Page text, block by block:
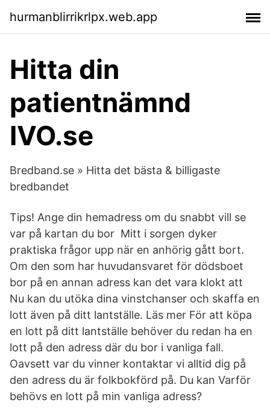
hurmanblirrikrlpx.web.app
Hitta din
patientnämnd
IVO.se
Bredband.se » Hitta det bästa & billigaste
bredbandet
Tips! Ange din hemadress om du snabbt vill se
var på kartan du bor Mitt i sorgen dyker
praktiska frågor upp när en anhörig gått bort.
Om den som har huvudansvaret för dödsboet
bor på en annan adress kan det vara klokt att
Nu kan du utöka dina vinstchanser och skaffa en
lott även på ditt lantställe. Läs mer För att köpa
en lott på ditt lantställe behöver du redan ha en
lott på den adress där du bor i vanliga fall.
Oavsett var du vinner kontaktar vi alltid dig på
den adress du är folkbokförd på. Du kan Varför
behövs en lott på min vanliga adress?